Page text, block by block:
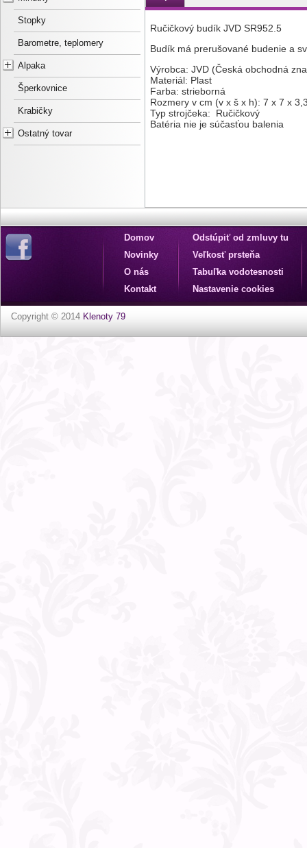
Stopky
Barometre, teplomery
Alpaka
Šperkovnice
Krabičky
Ostatný tovar
Ručičkový budík JVD SR952.5
Budík má prerušované budenie a
Výrobca: JVD (Česká obchodná
Materiál: Plast
Farba: strieborná
Rozmery v cm (v x š x h): 7 x 7 x
Typ strojčeka: Ručičkový
Batéria nie je súčasťou balenia
Domov
Novinky
O nás
Kontakt
Odstúpiť od zmluvy tu
Veľkosť prsteňa
Tabuľka vodotesnosti
Nastavenie cookies
Copyright © 2014 Klenoty 79